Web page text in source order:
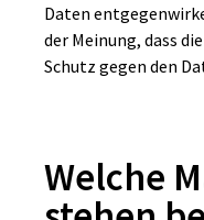
Daten
der Meinung, dass
Schutz gegen den
Welche